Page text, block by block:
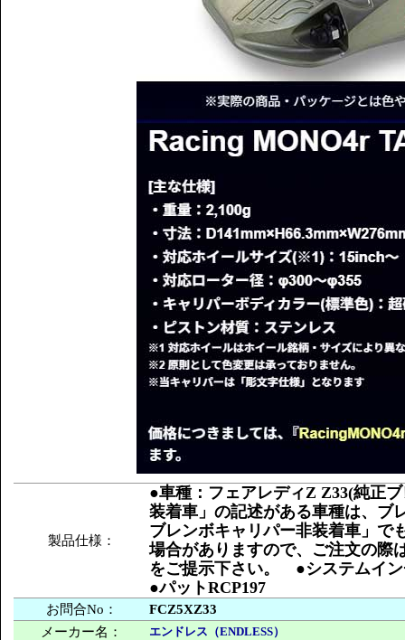
製品仕様：
●車種：フェアレディZ Z33(純正
装着車」の記述がある車種は、ブ
ブレンボキャリパー非装着車」で
場合がありますので、ご注文の際
をご提示下さい。 ●システムイ
●パットRCP197
お問合No：
FCZ5XZ33
メーカー名：
エンドレス（ENDLESS）